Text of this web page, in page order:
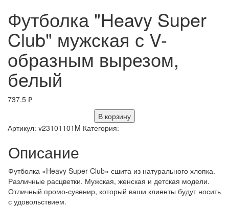
Футболка "Heavy Super
Club" мужская с V-
образным вырезом,
белый
737.5 ₽
В корзину
Артикул: v23101101M Категория:
Описание
Футболка «Heavy Super Club» сшита из натурального хлопка.
Различные расцветки. Мужская, женская и детская модели.
Отличный промо-сувенир, который ваши клиенты будут носить
с удовольствием.